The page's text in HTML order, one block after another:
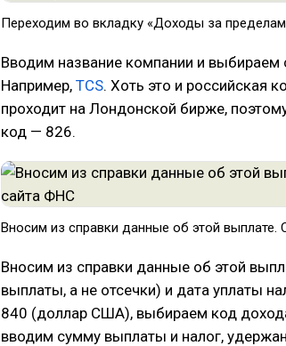
Переходим во вкладку «Доходы за
Вводим название компании и выбираем
Например, TCS. Хоть это и российская
проходит на Лондонской бирже,
код — 826.
Вносим из справки данные об этой
Вносим из справки данные об этой
выплаты, а не отсечки) и дата уплаты
840 (доллар США), выбираем код
вводим сумму выплаты и налог,